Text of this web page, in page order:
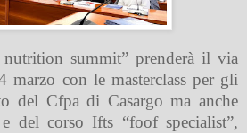
nutrition summit” prenderà il via
marzo con le masterclass per gli
del Cfpa di Casargo ma anche
del corso Ifts “foof specialist”,